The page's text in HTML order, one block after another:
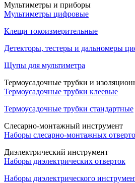
Мультиметры и приборы
Мультиметры цифровые
Клещи токоизмерительные
Детекторы, тестеры и дальномеры
Щупы для мультиметра
Термоусадочные трубки и
Термоусадочные трубки клеевые
Термоусадочные трубки стандартные
Слесарно-монтажный инструмент
Наборы слесарно-монтажных
Диэлектрический инструмент
Наборы диэлектрических отверток
Наборы диэлектрического